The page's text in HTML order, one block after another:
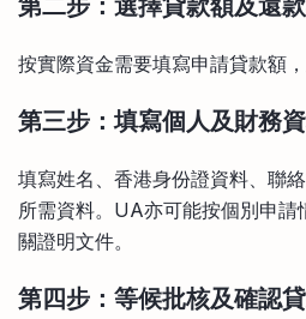
按實際資金需要填寫申請貸款額
第三步：填寫個人及財務
填寫姓名、香港身份證資料、聯
所需資料。UA亦可能按個別申請
關證明文件。
第四步：等候批核及確認